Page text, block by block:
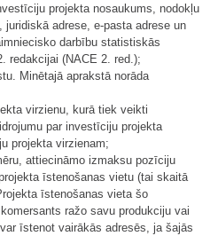
projekta nosaukums, nodokļu
adrese, e-pasta adrese un
darbību statistiskās
redakcijai (NACE 2. red.);
Minētajā aprakstā norāda
virzienu, kurā tiek veikti
par investīciju projekta
projekta virzienam;
attiecināmo izmaksu pozīciju
īstenošanas vietu (tai skaitā
īstenošanas vieta šo
ražo savu produkciju vai
īstenot vairākās adresēs, ja šajās